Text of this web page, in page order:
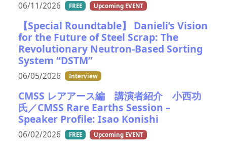
06/11/2026 FREE Upcoming EVENT
【Special Roundtable】 Danieli’s Vision
for the Future of Steel Scrap: The
Revolutionary Neutron-Based Sorting
System “DSTM”
06/05/2026 Interview
CMSS レアアース編 講演者紹介 小西功
氏／CMSS Rare Earths Session –
Speaker Profile: Isao Konishi
06/02/2026 FREE Upcoming EVENT